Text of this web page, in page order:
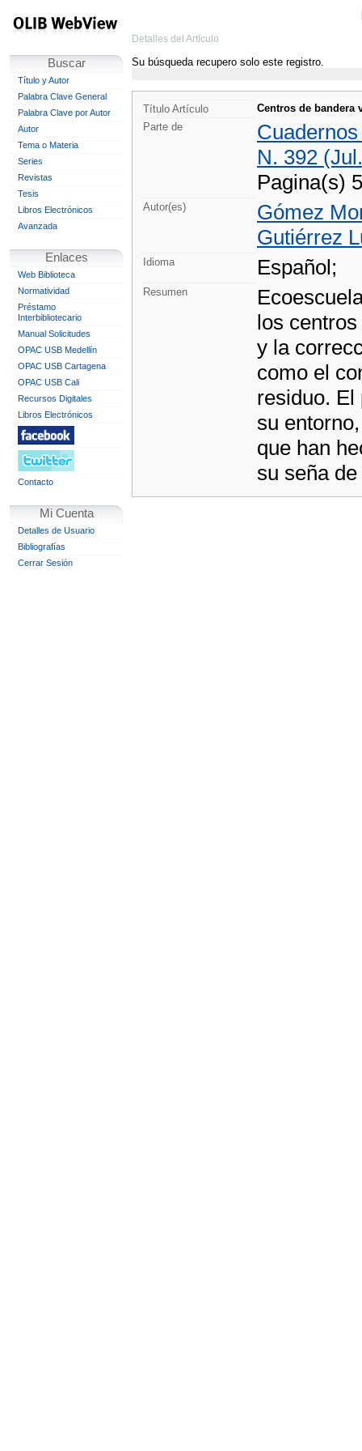
Buscar
Título y Autor
Palabra Clave General
Palabra Clave por Autor
Autor
Tema o Materia
Series
Revistas
Tesis
Libros Electrónicos
Avanzada
Enlaces
Web Biblioteca
Normatividad
Préstamo
Interbibliotecario
Manual Solicitudes
OPAC USB Medellín
OPAC USB Cartagena
OPAC USB Cali
Recursos Digitales
Libros Electrónicos
Contacto
Mi Cuenta
Detalles de Usuario
Bibliografías
Cerrar Sesión
Detalles del Artículo
Su búsqueda recupero solo este registro.
Título Artículo
Centros de bandera
Parte de
N. 392
Pagina(s)
Autor(es)
Gómez
Gutiérrez
Idioma Español;
Resumen
los
y la
como el
residuo. El
su
que han
su seña